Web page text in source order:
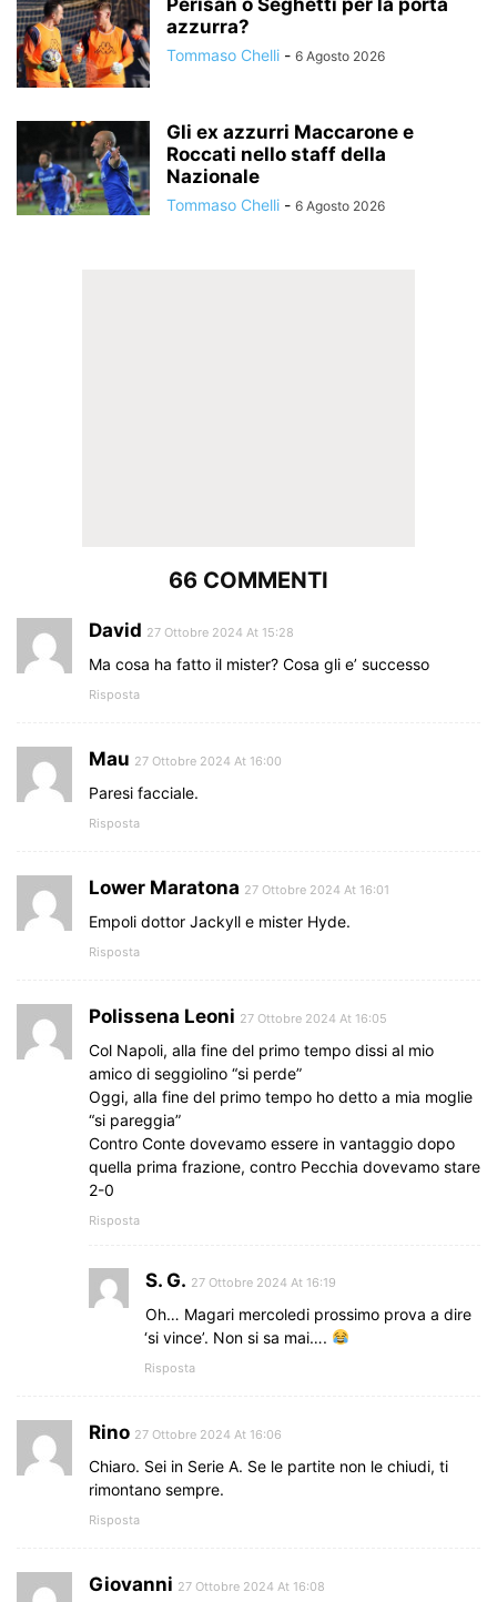
azzurra?
Tommaso Chelli - 6 Agosto 2026
Gli ex azzurri Maccarone e
Roccati nello staff della
Nazionale
Tommaso Chelli - 6 Agosto 2026
66 COMMENTI
David 27 Ottobre 2024 At 15:28
Ma cosa ha fatto il mister? Cosa gli e’ successo
Risposta
Mau 27 Ottobre 2024 At 16:00
Paresi facciale.
Risposta
Lower Maratona 27 Ottobre 2024 At 16:01
Empoli dottor Jackyll e mister Hyde.
Risposta
Polissena Leoni 27 Ottobre 2024 At 16:05
Col Napoli, alla fine del primo tempo dissi al mio
amico di seggiolino “si perde”
Oggi, alla fine del primo tempo ho detto a mia moglie
“si pareggia”
Contro Conte dovevamo essere in vantaggio dopo
quella prima frazione, contro Pecchia dovevamo stare
2-0
Risposta
S. G. 27 Ottobre 2024 At 16:19
Oh… Magari mercoledi prossimo prova a dire
‘si vince’. Non si sa mai….
Risposta
Rino 27 Ottobre 2024 At 16:06
Chiaro. Sei in Serie A. Se le partite non le chiudi, ti
rimontano sempre.
Risposta
Giovanni 27 Ottobre 2024 At 16:08